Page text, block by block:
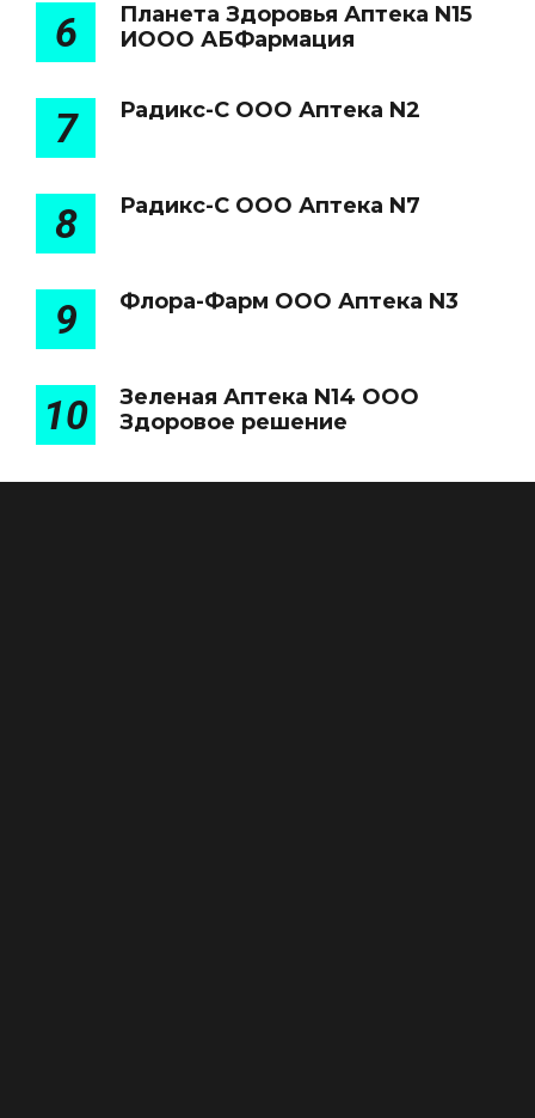
6
Планета Здоровья Аптека N15
ИООО АБФармация
7 Радикс-С ООО Аптека N2
8 Радикс-С ООО Аптека N7
9 Флора-Фарм ООО Аптека N3
10
Зеленая Аптека N14 ООО
Здоровое решение